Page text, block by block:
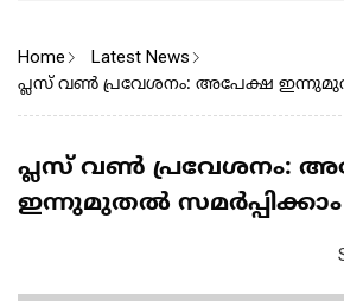
Home Latest News
പ്ലസ് വൺ പ്രവേശനം: അപേക്ഷ
പ്ലസ് വൺ പ്രവേശനം:
ഇന്നുമുതൽ സമർപ്പിക്കാം